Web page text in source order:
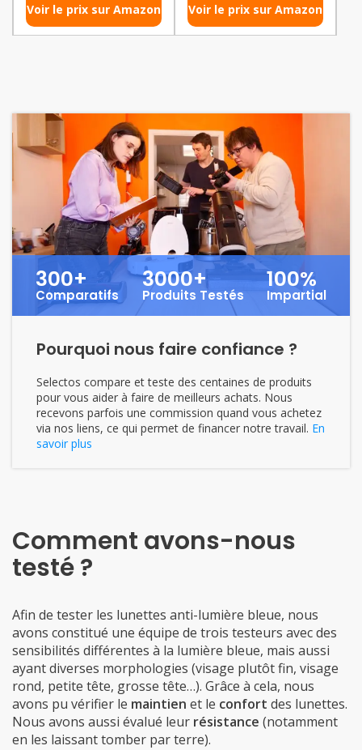
Voir le prix sur Amazon Voir le prix sur Amazon
300+
Comparatifs
3000+
Produits Testés
100%
Impartial
Pourquoi nous faire confiance ?
Selectos compare et teste des centaines de produits
pour vous aider à faire de meilleurs achats. Nous
recevons parfois une commission quand vous achetez
via nos liens, ce qui permet de financer notre travail. En
savoir plus
Comment avons-nous
testé ?
Afin de tester les lunettes anti-lumière bleue, nous
avons constitué une équipe de trois testeurs avec des
sensibilités différentes à la lumière bleue, mais aussi
ayant diverses morphologies (visage plutôt fin, visage
rond, petite tête, grosse tête…). Grâce à cela, nous
avons pu vérifier le maintien et le confort des lunettes.
Nous avons aussi évalué leur résistance (notamment
en les laissant tomber par terre).